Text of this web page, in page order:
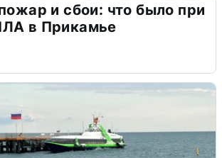
и сбои: что было при
в Прикамье